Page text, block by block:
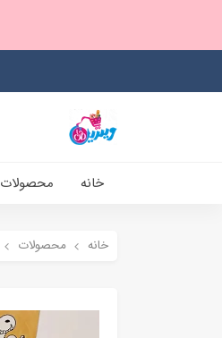
خانه محصولات
خانه محصولات